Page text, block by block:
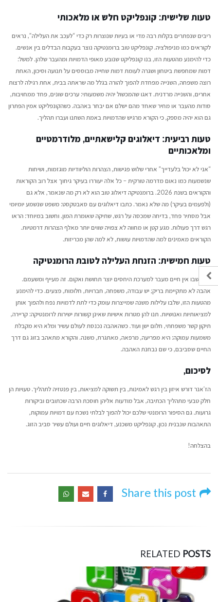
טעות שלישית: קונפליקט חלש או מלאכותי
ריבים שנפתרים בקלות רבה מדי או בעיות שנוצרות רק כדי “לעכב את העלילה”, נראים
לקוראים כמו מניפולציה. קונפליקט טוב ברומנטיקה נוצר בעקבות הבדלים בין אנשים.
כדי להימנע מהטעות הזו, בנו קונפליקט שנובע מאופי הדמויות ומהעבר שלהן. למשל:
דמות שמחפשת ביטחון ושגרה לעומת דמות שחייה מבוססים על תנועה וסיכון, האחת
רוצה משפחה, השנייה מפחדת להפוך להורה בגלל מה שראתה בבית, אחת רגילה לרצות
אחרים, והשנייה מרדנית. דאגו שהמכשול יהיה משמעותי: ערכים שונים, פחד ממחויבות,
סודות מהעבר או מחיר שאחד מהם ישלם אם יבחר באהבה. כשהקונפליקט אמין הפתרון
גם הוא יהיה מספק, כי הקורא מרגיש שהדמויות באמת השתנו ועברו תהליך.
טעות רביעית: דיאלוגים קלישאתיים, מלודרמטיים
ומלאכותיים
“אני לא יכול בלעדייך” אחרי שלוש פגישות, הצהרות הוליוודיות מוגזמות, ושיחות
שנשמעות כמו נאום מדרמה טורקית – כל אלה יעוררו בעיקר גיחוך אצל רוב הקוראות
והקוראים בשנת 2026. ברומנטיקה דיאלוג טוב הוא לא רק מה שנאמר, אלא גם
(ולפעמים בעיקר) מה שלא נאמר. כתבו דיאלוגים עם סאבטקסט: משפט שנשמע יומיומי
אבל מסתיר פחד, בדיחה שמכסה על רגש, שתיקה שאומרת המון. וחשוב במיוחד: הראו
רגש דרך פעולות. מגע קטן או מחווה לא צפויה שווים יותר מאלף הצהרות דרמטיות.
הקוראים מאמינים למה שהדמויות עושות, לא למה שהן מכריזות.
טעות חמישית: הזנחת העלילה לטובת הרומנטיקה
ספר שבו אין חיים מעבר למערכת היחסים יוצר תחושת ואקום. זה מעייף ומשעמם.
אהבה לא מתקיימת בריק; יש עבודה, משפחה, חברויות, חלומות, פצעים. כדי להימנע
מהטעות הזו, שלבו עלילות משנה שמייצרות עומק כדי לתת לדמויות נפח ולהפוך אותן
למציאותיות ואנושיות. תנו להן מטרות אישיות שאינן קשורות ישירות לרומנטיקה: קריירה,
תיקון קשר משפחתי, חלום ישן ועוד. כשהאהבה נכנסת לעולם עשיר ומלא היא מקבלת
משמעות עמוקה: היא מפריעה, מרפאה, מאתגרת, משנה. והקורא מתאהב בזוג גם דרך
החיים שסביבם, כי שם נבחנת האהבה.
לסיכום,
הז’אנר דורש איזון בין רגש לאמינות, בין תשוקה למציאות, בין פנטזיה לתהליך. טעויות הן
חלק טבעי מתהליך הכתיבה, אבל מודעות אליהן חוסכת הרבה שכתובים וביקורות
גרועות. גם הסיפור הרומנטי שלכם יכול להפוך לבלתי נשכח עם דמויות עמוקות,
התאהבות שנבנית נכון, קונפליקט משכנע, דיאלוגים חיים ועולם עשיר סביב הזוג.
בהצלחה!
Share this post
RELATED POSTS